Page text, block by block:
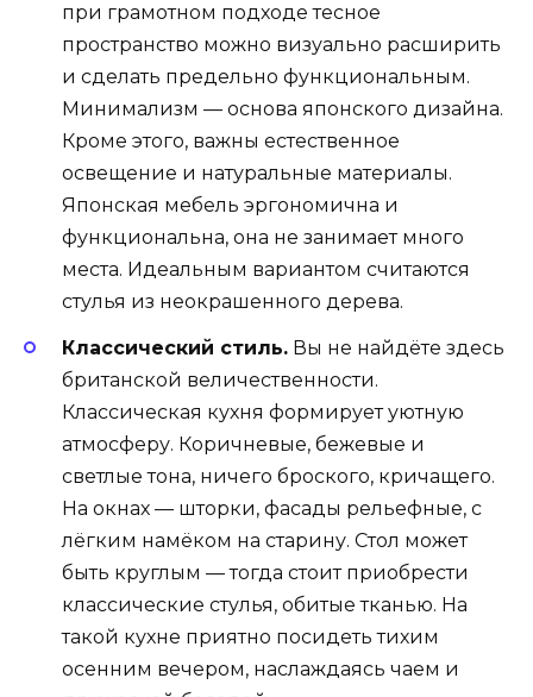
при грамотном подходе тесное
пространство можно визуально расширить
и сделать предельно функциональным.
Минимализм — основа японского дизайна.
Кроме этого, важны естественное
освещение и натуральные материалы.
Японская мебель эргономична и
функциональна, она не занимает много
места. Идеальным вариантом считаются
стулья из неокрашенного дерева.
Классический стиль. Вы не найдёте здесь
британской величественности.
Классическая кухня формирует уютную
атмосферу. Коричневые, бежевые и
светлые тона, ничего броского, кричащего.
На окнах — шторки, фасады рельефные, с
лёгким намёком на старину. Стол может
быть круглым — тогда стоит приобрести
классические стулья, обитые тканью. На
такой кухне приятно посидеть тихим
осенним вечером, наслаждаясь чаем и